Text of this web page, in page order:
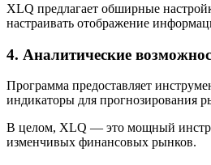
XLQ предлагает обширные
настраивать отображение
4. Аналитические
Программа предоставляет
индикаторы для прогнозирования
В целом, XLQ — это мощный
изменчивых финансовых рынков.